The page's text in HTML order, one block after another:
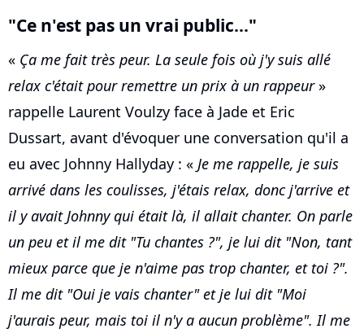
"Ce n'est pas un vrai public..."
« Ça me fait très peur. La seule fois où j'y suis allé
relax c'était pour remettre un prix à un rappeur»
rappelle Laurent Voulzy face à Jade et Eric
Dussart, avant d'évoquer une conversation qu'il a
eu avec Johnny Hallyday : « Je me rappelle, je suis
arrivé dans les coulisses, j'étais relax, donc j'arrive et
il y avait Johnny qui était là, il allait chanter. On parle
un peu et il me dit "Tu chantes ?", je lui dit "Non, tant
mieux parce que je n'aime pas trop chanter, et toi ?".
Il me dit "Oui je vais chanter" et je lui dit "Moi
j'aurais peur, mais toi il n'y a aucun problème". Il me